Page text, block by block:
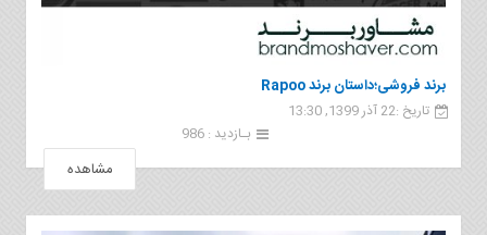
برند فروشی؛داستان برند Rapoo
تاریخ :22 آذر 1399, 13:30
بـازدید : 986
مشاهده